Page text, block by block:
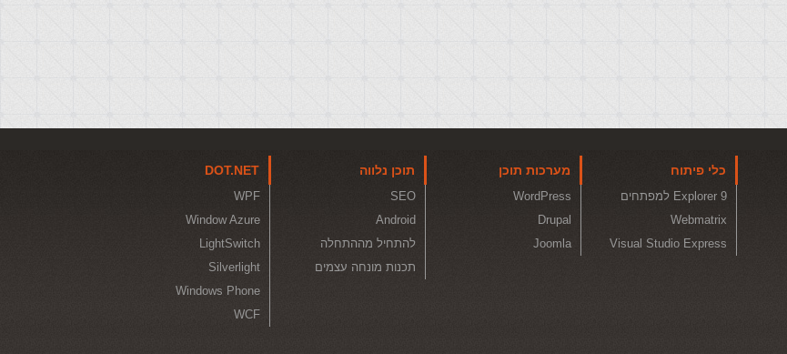
כלי פיתוח
Explorer 9 למפתחים
Webmatrix
Visual Studio Express
מערכות תוכן
WordPress
Drupal
Joomla
תוכן נלווה
SEO
Android
להתחיל מההתחלה
תכנות מונחה עצמים
DOT.NET
WPF
Window Azure
LightSwitch
Silverlight
Windows Phone
WCF